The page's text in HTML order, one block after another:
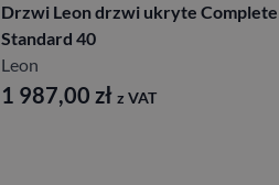
Drzwi Leon drzwi ukryte Complete
Standard 40
Leon
1 987,00 zł z VAT